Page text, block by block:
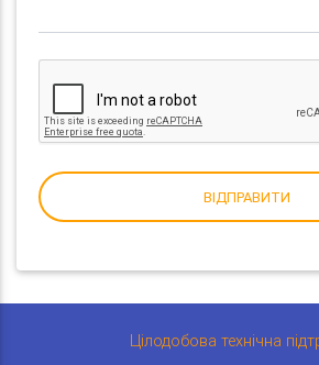
ВІДПРАВИТИ
Цілодобова технічна